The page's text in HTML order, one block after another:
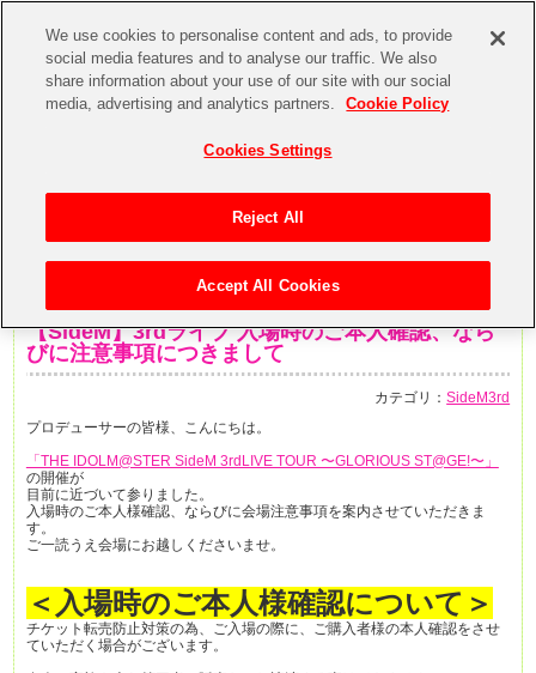
【SideM】3rdライブ 入場時のご本人確認、なら
びに注意事項につきまして
カテゴリ：SideM3rd
プロデューサーの皆様、こんにちは。
「THE IDOLM@STER SideM 3rdLIVE TOUR 〜GLORIOUS ST@GE!〜」
の開催が
目前に近づいて参りました。
入場時のご本人様確認、ならびに会場注意事項を案内させていただきま
す。
ご一読うえ会場にお越しくださいませ。
＜入場時のご本人様確認について＞
チケット転売防止対策の為、ご入場の際に、ご購入者様の本人確認をさせ
ていただく場合がございます。
We use cookies to personalise content and ads, to provide
social media features and to analyse our traffic. We also
share information about your use of our site with our social
media, advertising and analytics partners.
Cookie Policy
Cookies Settings
Reject All
Accept All Cookies